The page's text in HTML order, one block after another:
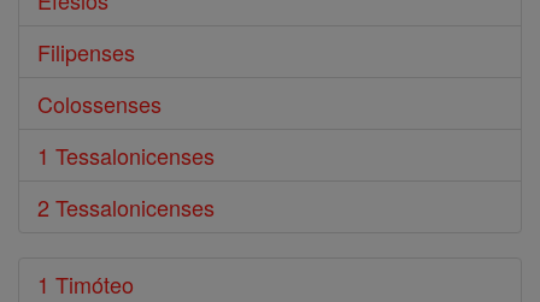
Filipenses
Colossenses
1 Tessalonicenses
2 Tessalonicenses
1 Timóteo